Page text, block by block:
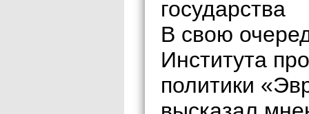
государства
В свою
Института
политики